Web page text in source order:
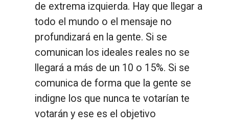
de extrema izquierda. Hay que llegar a
todo el mundo o el mensaje no
profundizará en la gente. Si se
comunican los ideales reales no se
llegará a más de un 10 o 15%. Si se
comunica de forma que la gente se
indigne los que nunca te votarían te
votarán y ese es el objetivo